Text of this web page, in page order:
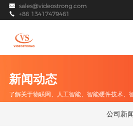
 sales@videostrong.com
 +86 13417479461
新闻动态
了解关于物联网、人工智能、智能硬件技术、
公司新